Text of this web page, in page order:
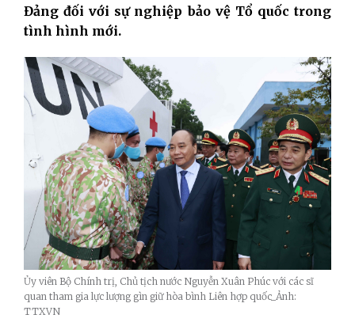
Đảng đối với sự nghiệp bảo vệ Tổ quốc trong
tình hình mới.
Ủy viên Bộ Chính trị, Chủ tịch nước Nguyễn Xuân Phúc với các sĩ
quan tham gia lực lượng gìn giữ hòa bình Liên hợp quốc_Ảnh:
TTXVN